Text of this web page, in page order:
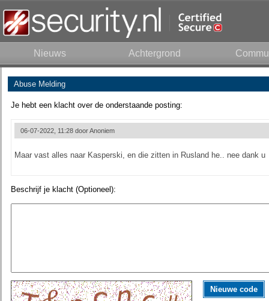
Nieuws Achtergrond
Abuse Melding
Je hebt een klacht over de onderstaande posting:
06-07-2022, 11:28 doorAnoniem
Maar vast alles naar Kasperski, en die zitten in Rusland he.. nee dank u
Beschrijf je klacht (Optioneel):
Nieuwe code